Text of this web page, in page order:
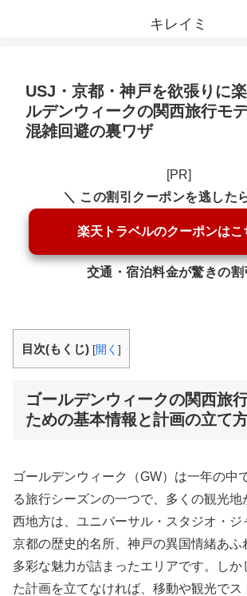
キレイミ
USJ・京都・神戸を欲張りに
ルデンウィークの関西旅行モ
混雑回避の裏ワザ
[PR]
＼ この割引クーポンを逃した
楽天トラベルのクーポンはこ
交通・宿泊料金が驚きの割
目次(もくじ) [開く ]
ゴールデンウィークの関西旅
ための基本情報と計画の立て
ゴールデンウィーク（GW）は一年の中
る旅行シーズンの一つで、多くの観光地
西地方は、ユニバーサル・スタジオ・ジ
京都の歴史的名所、神戸の異国情緒あふ
多彩な魅力が詰まったエリアです。しか
た計画を立てなければ、移動や観光でス